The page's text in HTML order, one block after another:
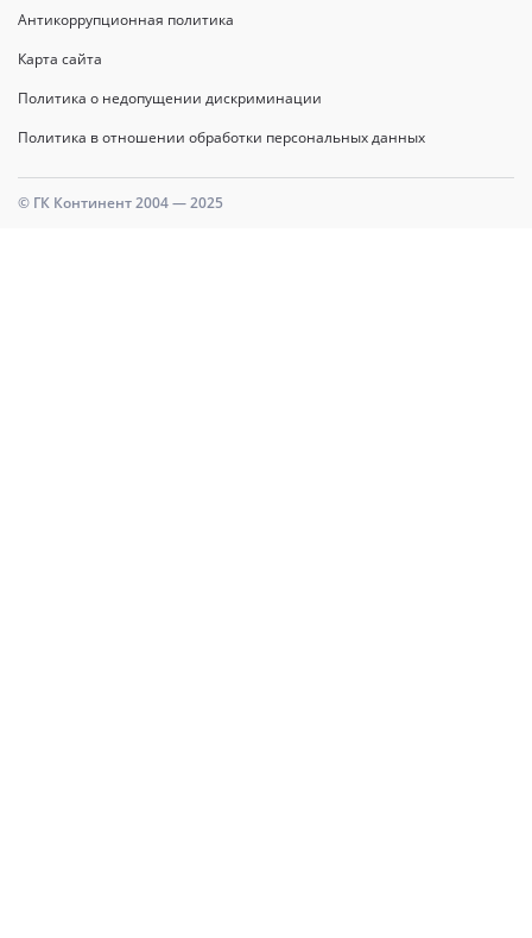
Антикоррупционная политика
Карта сайта
Политика о недопущении дискриминации
Политика в отношении обработки персональных данных
© ГК Континент 2004 — 2025